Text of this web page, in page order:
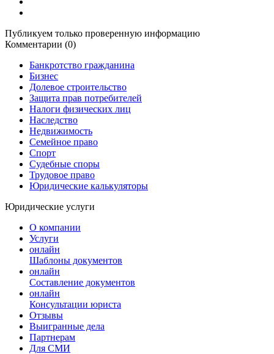
Публикуем только проверенную информацию
Комментарии (0)
Банкротство гражданина
Бизнес
Долевое строительство
Защита прав потребителей
Налоги физических лиц
Наследство
Недвижимость
Семейное право
Спорт
Судебные споры
Трудовое право
Юридические калькуляторы
Юридические услуги
О компании
Услуги
онлайн
Шаблоны документов
онлайн
Составление документов
онлайн
Консультации юриста
Отзывы
Выигранные дела
Партнерам
Для СМИ